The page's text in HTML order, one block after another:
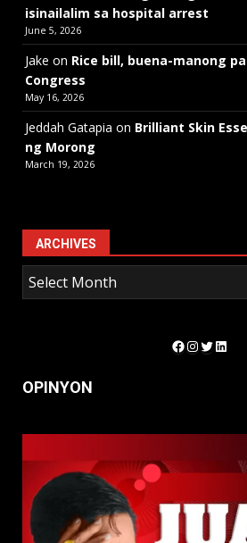
isinailalim sa hospital arrest
June 5, 2026
Jake on Rice bill, buena-manong
Congress
May 16, 2026
Jeddah Gatapia on Brilliant Skin
ng Morong
March 19, 2026
ARCHIVES
Facebook
Instagram
Twitter
OPINYON